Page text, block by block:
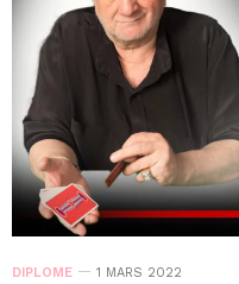
DIPLOME 1 MARS 2022